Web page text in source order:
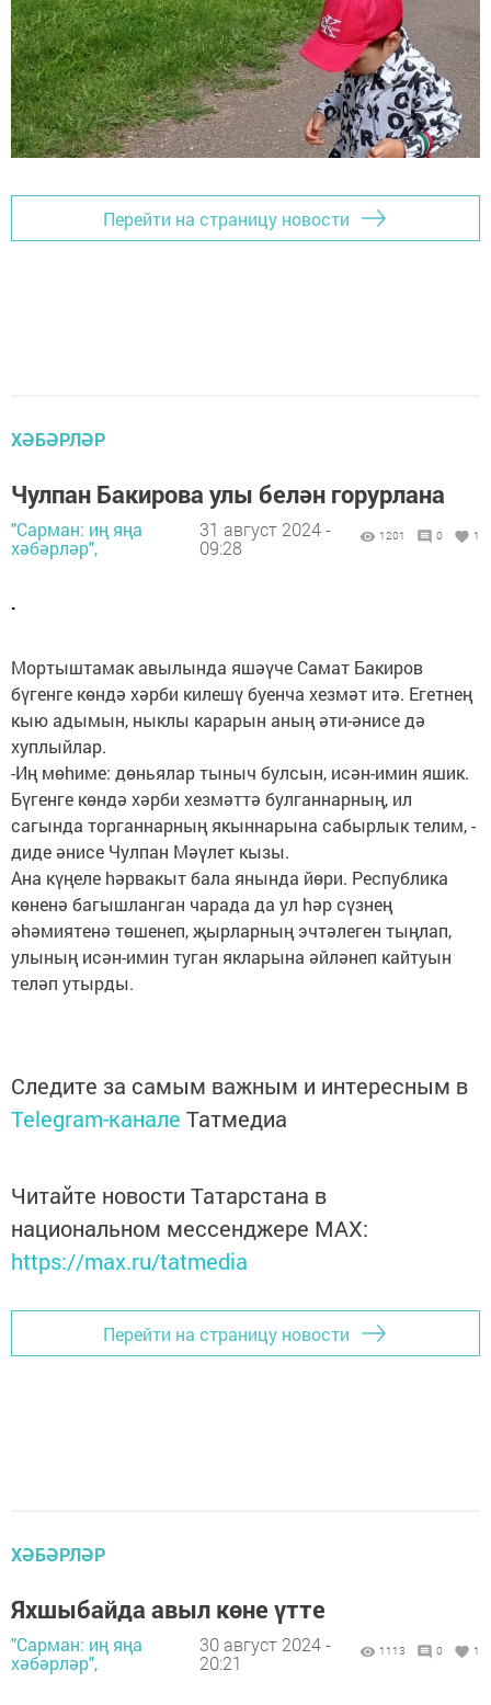
Перейти на страницу новости
ХӘБӘРЛӘР
Чулпан Бакирова улы белән горурлана
"Сарман: иң яңа
хәбәрләр",
31 август 2024 -
09:28
1201 0 1
.
Мортыштамак авылында яшәүче Самат Бакиров
бүгенге көндә хәрби килешү буенча хезмәт итә. Егетнең
кыю адымын, ныклы карарын аның әти-әнисе дә
хуплыйлар.
-Иң мөhиме: дөньялар тыныч булсын, исән-имин яшик.
Бүгенге көндә хәрби хезмәттә булганнарның, ил
сагында торганнарның якыннарына сабырлык телим, -
диде әнисе Чулпан Мәүлет кызы.
Ана күңеле hәрвакыт бала янында йөри. Республика
көненә багышланган чарада да ул hәр сүзнең
әhәмиятенә төшенеп, җырларның эчтәлеген тыңлап,
улының исән-имин туган якларына әйләнеп кайтуын
теләп утырды.
Следите за самым важным и интересным в
Telegram-канале Татмедиа
Читайте новости Татарстана в
национальном мессенджере MАХ:
https://max.ru/tatmedia
Перейти на страницу новости
ХӘБӘРЛӘР
Яхшыбайда авыл көне үтте
"Сарман: иң яңа
хәбәрләр",
30 август 2024 -
20:21
1113 0 1